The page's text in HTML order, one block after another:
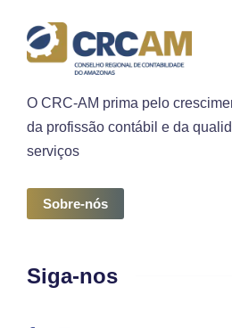
O CRC-AM prima pelo
da profissão contábil e da
serviços
Sobre-nós
Siga-nos